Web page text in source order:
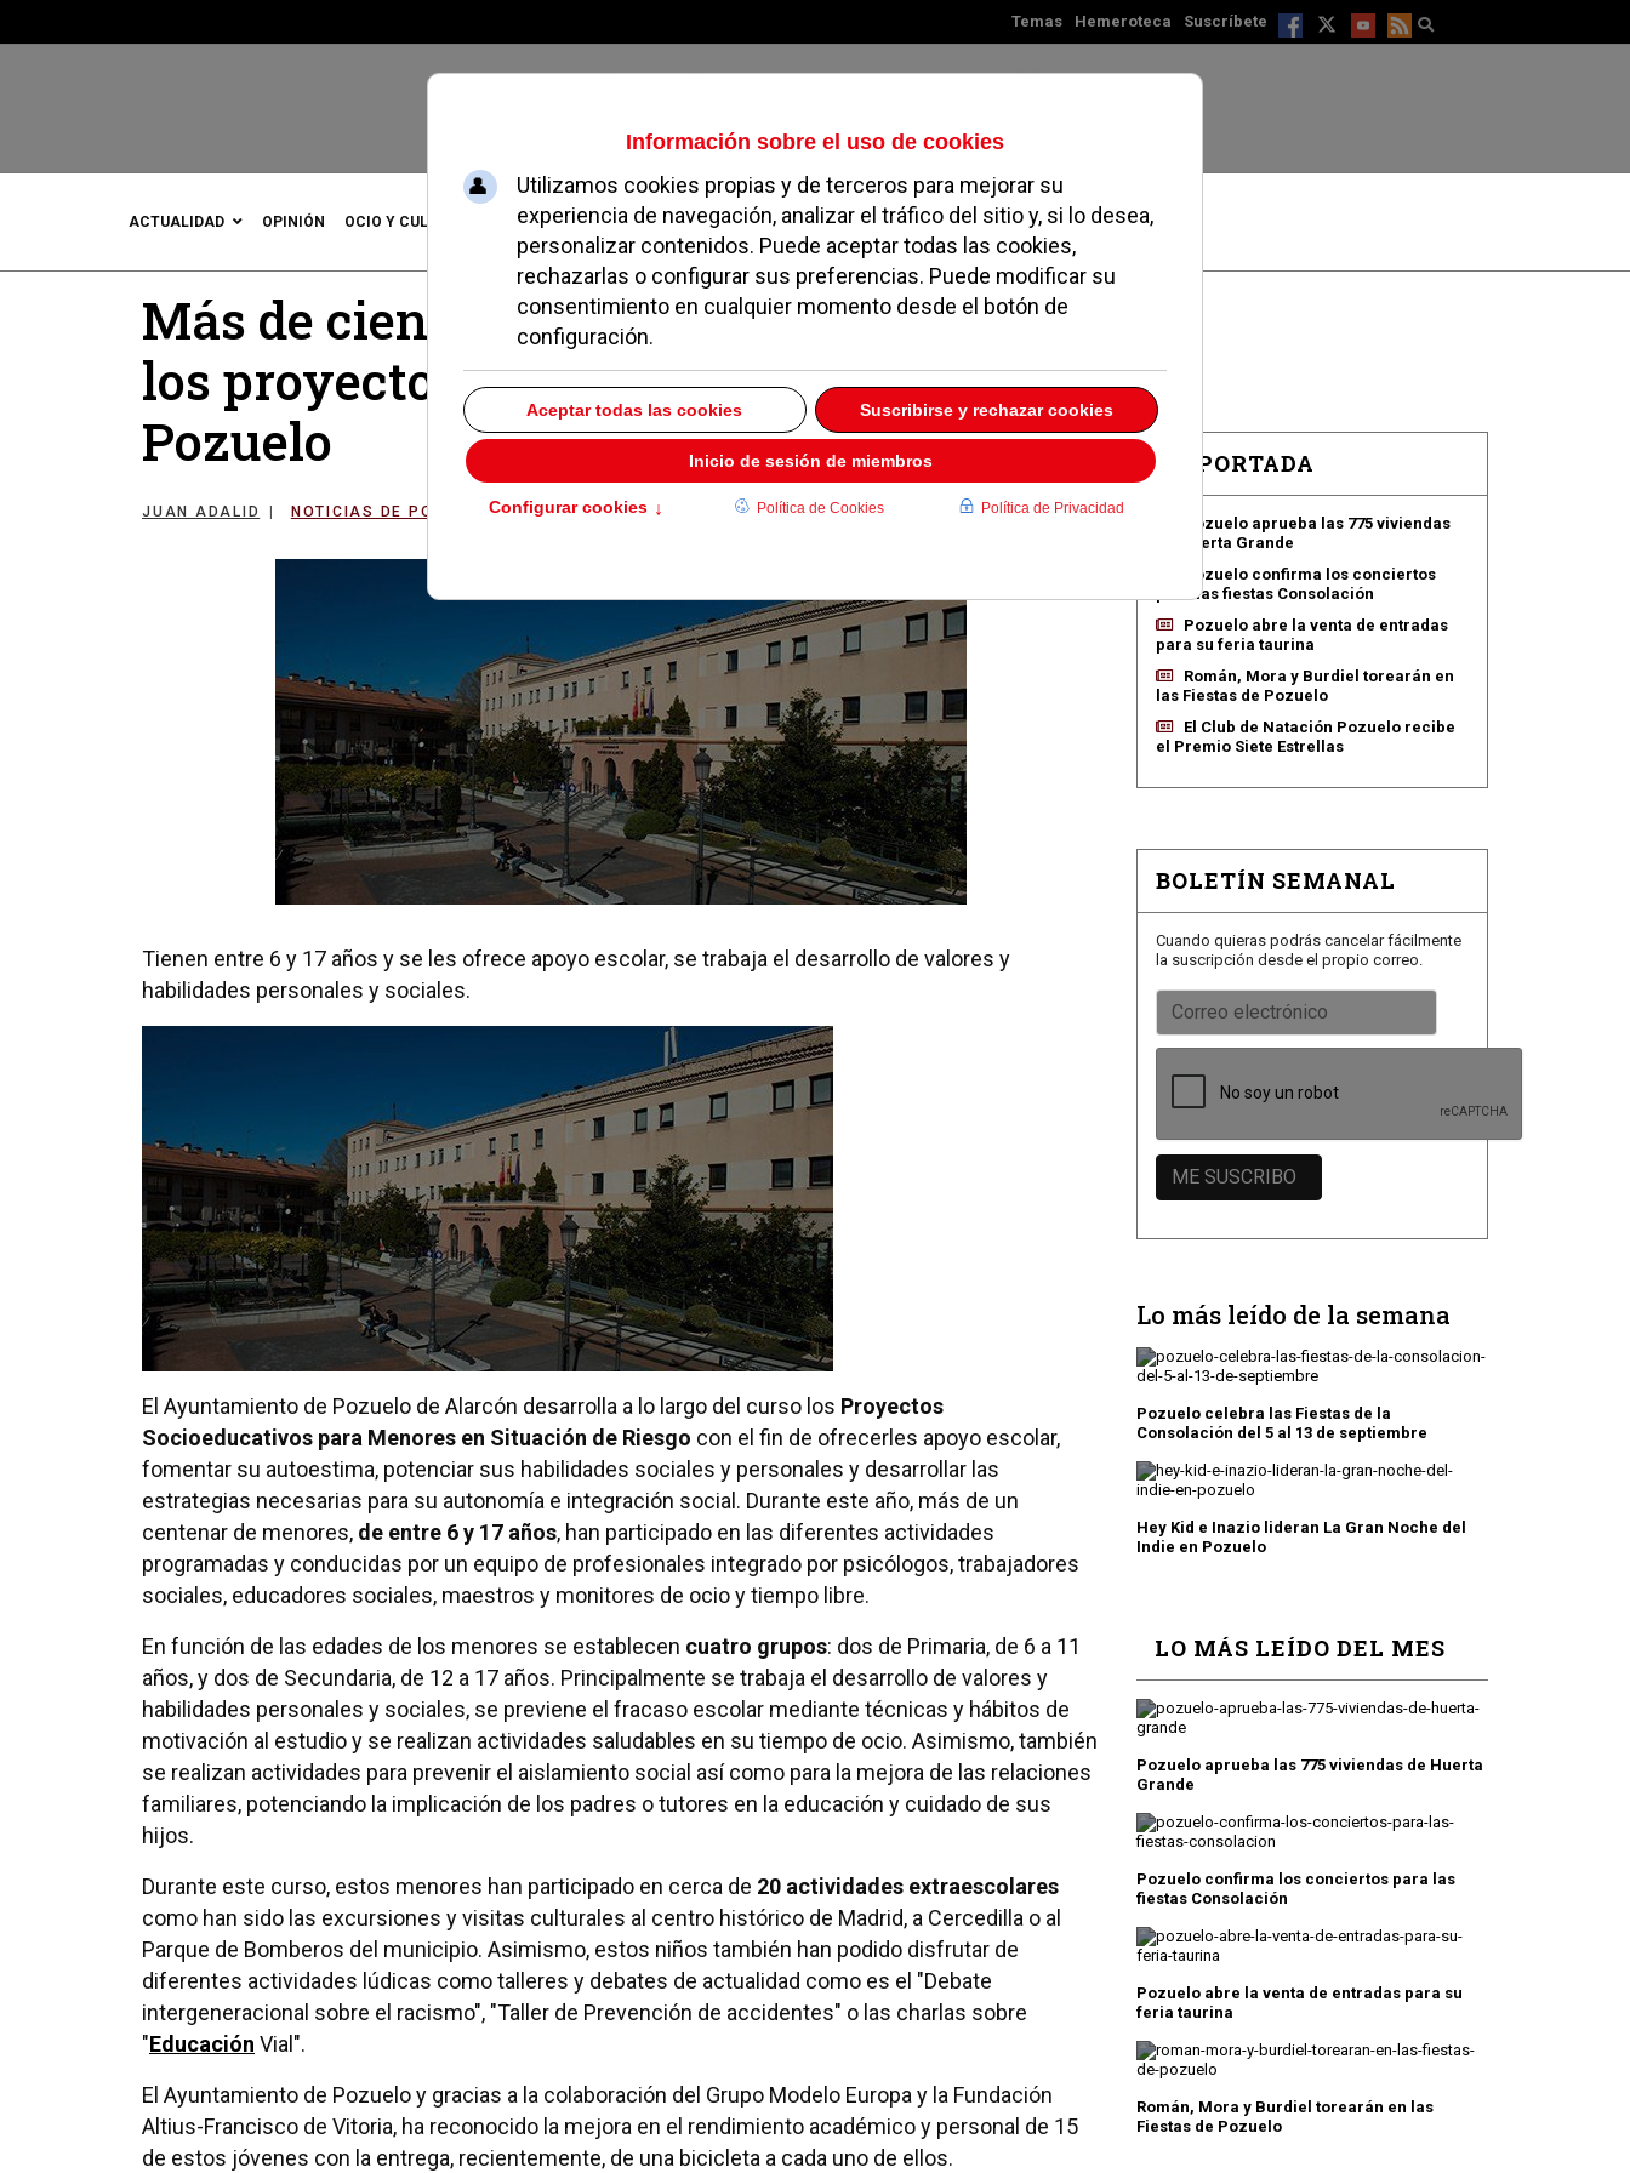
Temas Hemeroteca Suscríbete
Viernes, 07 de agosto de 2026
ACTUALIDAD OPINIÓN OCIO Y CULTURA DEPORTES MADRID NOROESTE SOCIEDAD MAGAZINE SERVICIOS
Más de cien menores han disfrutado de
los proyectos socioeducativos de
Pozuelo
JUAN ADALID NOTICIAS DE POZUELO 12 AGOSTO 2013
Tienen entre 6 y 17 años y se les ofrece apoyo escolar, se trabaja el desarrollo de valores y
habilidades personales y sociales.
El Ayuntamiento de Pozuelo de Alarcón desarrolla a lo largo del curso los Proyectos
Socioeducativos para Menores en Situación de Riesgo con el fin de ofrecerles apoyo escolar,
fomentar su autoestima, potenciar sus habilidades sociales y personales y desarrollar las
estrategias necesarias para su autonomía e integración social. Durante este año, más de un
centenar de menores, de entre 6 y 17 años, han participado en las diferentes actividades
programadas y conducidas por un equipo de profesionales integrado por psicólogos, trabajadores
sociales, educadores sociales, maestros y monitores de ocio y tiempo libre.
En función de las edades de los menores se establecen cuatro grupos: dos de Primaria, de 6 a 11
años, y dos de Secundaria, de 12 a 17 años. Principalmente se trabaja el desarrollo de valores y
habilidades personales y sociales, se previene el fracaso escolar mediante técnicas y hábitos de
motivación al estudio y se realizan actividades saludables en su tiempo de ocio. Asimismo, también
se realizan actividades para prevenir el aislamiento social así como para la mejora de las relaciones
familiares, potenciando la implicación de los padres o tutores en la educación y cuidado de sus
hijos.
Durante este curso, estos menores han participado en cerca de 20 actividades extraescolares
como han sido las excursiones y visitas culturales al centro histórico de Madrid, a Cercedilla o al
Parque de Bomberos del municipio. Asimismo, estos niños también han podido disfrutar de
diferentes actividades lúdicas como talleres y debates de actualidad como es el "Debate
intergeneracional sobre el racismo", "Taller de Prevención de accidentes" o las charlas sobre
"Educación Vial".
El Ayuntamiento de Pozuelo y gracias a la colaboración del Grupo Modelo Europa y la Fundación
Altius-Francisco de Vitoria, ha reconocido la mejora en el rendimiento académico y personal de 15
de estos jóvenes con la entrega, recientemente, de una bicicleta a cada uno de ellos.
EN PORTADA
Pozuelo aprueba las 775 viviendas
de Huerta Grande
Pozuelo confirma los conciertos
para las fiestas Consolación
Pozuelo abre la venta de entradas
para su feria taurina
Román, Mora y Burdiel torearán en
las Fiestas de Pozuelo
El Club de Natación Pozuelo recibe
el Premio Siete Estrellas
BOLETÍN SEMANAL
Cuando quieras podrás cancelar fácilmente
la suscripción desde el propio correo.
Lo más leído de la semana
Pozuelo celebra las Fiestas de la
Consolación del 5 al 13 de septiembre
Hey Kid e Inazio lideran La Gran Noche del
Indie en Pozuelo
LO MÁS LEÍDO DEL MES
Pozuelo aprueba las 775 viviendas de Huerta
Grande
Pozuelo confirma los conciertos para las
fiestas Consolación
Pozuelo abre la venta de entradas para su
feria taurina
Román, Mora y Burdiel torearán en las
Fiestas de Pozuelo